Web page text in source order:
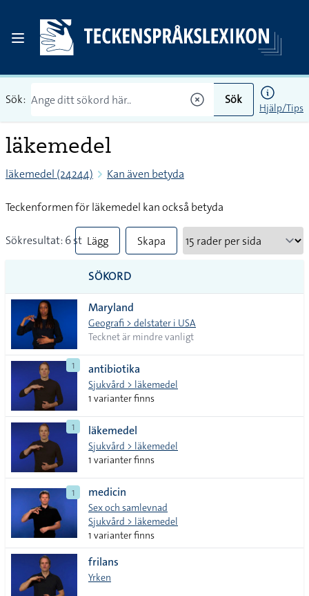
Sök: Sök
Hjälp/Tips
läkemedel
läkemedel (24244) Kan även betyda
Teckenformen för läkemedel kan också betyda
Sökresultat: 6 st Lägg
till
alla i
lista
Skapa
SÖKORD
Maryland
Geografi > delstater i USA
Tecknet är mindre vanligt
1 antibiotika
Sjukvård > läkemedel
1 varianter finns
1 läkemedel
Sjukvård > läkemedel
1 varianter finns
1 medicin
Sex och samlevnad
Sjukvård > läkemedel
1 varianter finns
frilans
Yrken